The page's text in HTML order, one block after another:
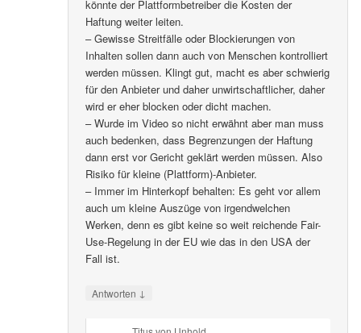
könnte der Plattformbetreiber die Kosten der
Haftung weiter leiten.
– Gewisse Streitfälle oder Blockierungen von
Inhalten sollen dann auch von Menschen kontrolliert
werden müssen. Klingt gut, macht es aber schwierig
für den Anbieter und daher unwirtschaftlicher, daher
wird er eher blocken oder dicht machen.
– Wurde im Video so nicht erwähnt aber man muss
auch bedenken, dass Begrenzungen der Haftung
dann erst vor Gericht geklärt werden müssen. Also
Risiko für kleine (Plattform)-Anbieter.
– Immer im Hinterkopf behalten: Es geht vor allem
auch um kleine Auszüge von irgendwelchen
Werken, denn es gibt keine so weit reichende Fair-
Use-Regelung in der EU wie das in den USA der
Fall ist.
Antworten ↓